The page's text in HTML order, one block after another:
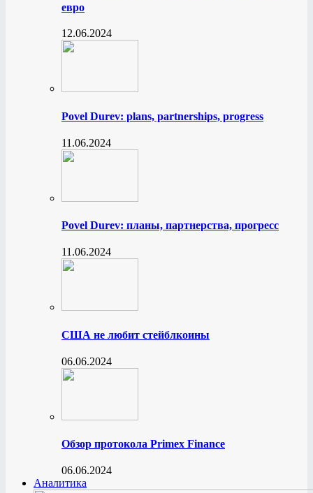
евро
12.06.2024
Povel Durev: plans, partnerships, progress
11.06.2024
Povel Durev: планы, партнерства, прогресс
11.06.2024
США не любит стейблкоины
06.06.2024
Обзор протокола Primex Finance
06.06.2024
Аналитика